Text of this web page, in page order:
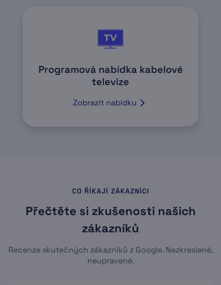
Programová nabídka kabelové
televize
Zobrazit nabídku
CO ŘÍKAJÍ ZÁKAZNÍCI
Přečtěte si zkušenosti našich
zákazníků
Recenze skutečných zákazníků z Google. Nezkreslené,
neupravené.